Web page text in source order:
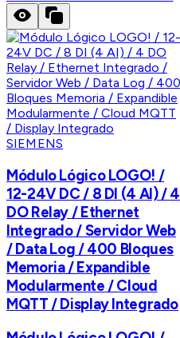
SIEMENS
Módulo Lógico LOGO! /
12-24V DC / 8 DI (4 AI) / 4
DO Relay / Ethernet
Integrado / Servidor Web
/ Data Log / 400 Bloques
Memoria / Expandible
Modularmente / Cloud
MQTT / Display Integrado